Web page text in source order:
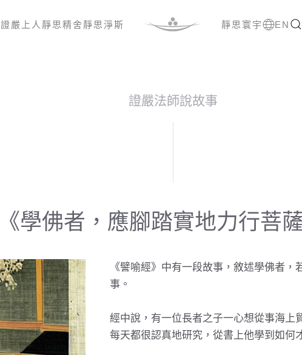
證嚴上人 靜思精舍靜思淨斯 靜思寰宇 EN
證嚴法師說故事
《學佛者，應腳踏實地力行菩薩
《譬喻經》中有一段故事，敘述學佛者
事。
經中說，有一位長者之子一心想從事海上
每天都很認真地研究，從書上他學到如何